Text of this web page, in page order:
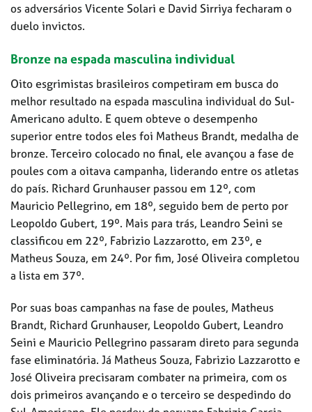
os adversários Vicente Solari e David Sirriya fecharam o
duelo invictos.
Bronze na espada masculina individual
Oito esgrimistas brasileiros competiram em busca do
melhor resultado na espada masculina individual do Sul-
Americano adulto. E quem obteve o desempenho
superior entre todos eles foi Matheus Brandt, medalha de
bronze. Terceiro colocado no final, ele avançou a fase de
poules com a oitava campanha, liderando entre os atletas
do país. Richard Grunhauser passou em 12º, com
Mauricio Pellegrino, em 18º, seguido bem de perto por
Leopoldo Gubert, 19º. Mais para trás, Leandro Seini se
classificou em 22º, Fabrizio Lazzarotto, em 23º, e
Matheus Souza, em 24º. Por fim, José Oliveira completou
a lista em 37º.
Por suas boas campanhas na fase de poules, Matheus
Brandt, Richard Grunhauser, Leopoldo Gubert, Leandro
Seini e Mauricio Pellegrino passaram direto para segunda
fase eliminatória. Já Matheus Souza, Fabrizio Lazzarotto e
José Oliveira precisaram combater na primeira, com os
dois primeiros avançando e o terceiro se despedindo do